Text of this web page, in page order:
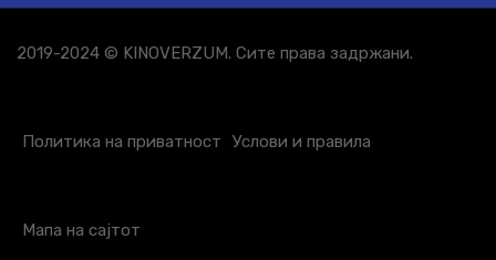
2019-2024 © KINOVERZUM. Сите права задржани.
Политика на приватност Услови и правила
Мапа на сајтот